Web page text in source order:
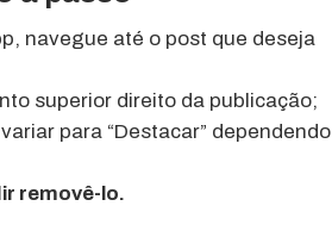
navegue até o post que deseja
superior direito da publicação;
para “Destacar” dependendo
removê-lo.